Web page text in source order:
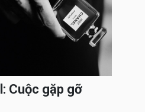
Cuộc gặp gỡ